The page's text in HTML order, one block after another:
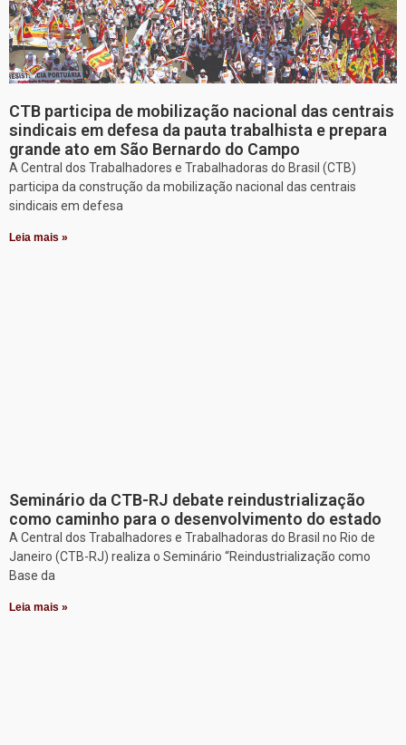
CTB participa de mobilização nacional das centrais
sindicais em defesa da pauta trabalhista e prepara
grande ato em São Bernardo do Campo
A Central dos Trabalhadores e Trabalhadoras do Brasil (CTB)
participa da construção da mobilização nacional das centrais
sindicais em defesa
Leia mais »
Seminário da CTB-RJ debate reindustrialização
como caminho para o desenvolvimento do estado
A Central dos Trabalhadores e Trabalhadoras do Brasil no Rio de
Janeiro (CTB-RJ) realiza o Seminário “Reindustrialização como
Base da
Leia mais »